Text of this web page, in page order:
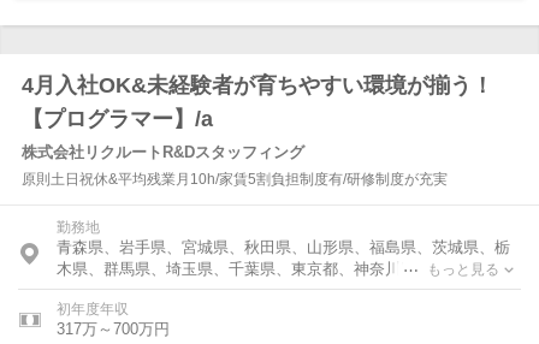
4月入社OK&未経験者が育ちやすい環境が揃う！
【プログラマー】/a
株式会社リクルートR&Dスタッフィング
原則土日祝休&平均残業月10h/家賃5割負担制度有/研修制度が充実
勤務地
青森県、岩手県、宮城県、秋田県、山形県、福島県、茨城県、栃
木県、群馬県、埼玉県、千葉県、東京都、神奈川県、福井県、山
梨県、長野県、岐阜県、静岡県、愛知県、三重県、滋賀県、京都
府、大阪府、兵庫県、奈良県、岡山県、広島県、山口県、香川
県、福岡県、佐賀県、長崎県、熊本県、大分県、宮崎県、鹿児島
もっと見る
初年度年収
317万～700万円